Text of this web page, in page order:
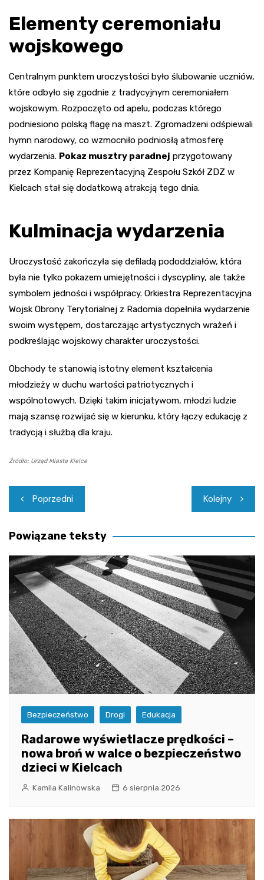
Elementy ceremoniału
wojskowego
Centralnym punktem uroczystości było ślubowanie uczniów,
które odbyło się zgodnie z tradycyjnym ceremoniałem
wojskowym. Rozpoczęto od apelu, podczas którego
podniesiono polską flagę na maszt. Zgromadzeni odśpiewali
hymn narodowy, co wzmocniło podniosłą atmosferę
wydarzenia. Pokaz musztry paradnej przygotowany
przez Kompanię Reprezentacyjną Zespołu Szkół ZDZ w
Kielcach stał się dodatkową atrakcją tego dnia.
Kulminacja wydarzenia
Uroczystość zakończyła się defiladą pododdziałów, która
była nie tylko pokazem umiejętności i dyscypliny, ale także
symbolem jedności i współpracy. Orkiestra Reprezentacyjna
Wojsk Obrony Terytorialnej z Radomia dopełniła wydarzenie
swoim występem, dostarczając artystycznych wrażeń i
podkreślając wojskowy charakter uroczystości.
Obchody te stanowią istotny element kształcenia
młodzieży w duchu wartości patriotycznych i
wspólnotowych. Dzięki takim inicjatywom, młodzi ludzie
mają szansę rozwijać się w kierunku, który łączy edukację z
tradycją i służbą dla kraju.
Źródło: Urząd Miasta Kielce
Nawigacja
wpisu
Poprzedni Kolejny
Powiązane teksty
Bezpieczeństwo Drogi Edukacja
Radarowe wyświetlacze prędkości –
nowa broń w walce o bezpieczeństwo
dzieci w Kielcach
Kamila Kalinowska 6 sierpnia 2026